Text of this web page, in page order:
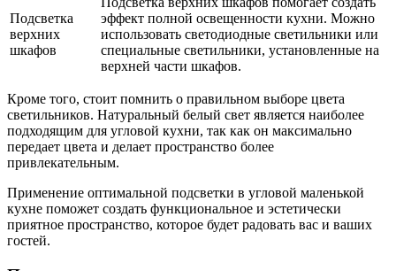
Подсветка
верхних
шкафов
эффект полной освещенности кухни. Можно
использовать светодиодные светильники или
специальные светильники, установленные на
верхней части шкафов.
Кроме того, стоит помнить о правильном выборе цвета
светильников. Натуральный белый свет является наиболее
подходящим для угловой кухни, так как он максимально
передает цвета и делает пространство более
привлекательным.
Применение оптимальной подсветки в угловой маленькой
кухне поможет создать функциональное и эстетически
приятное пространство, которое будет радовать вас и ваших
гостей.